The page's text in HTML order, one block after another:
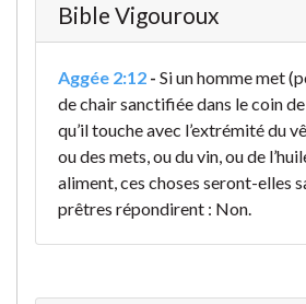
Bible Vigouroux
Aggée 2:12 - Si un homme met
de chair sanctifiée dans le coin
qu’il touche avec l’extrémité du
ou des mets, ou du vin, ou de
aliment, ces choses seront-elles
prêtres répondirent : Non.